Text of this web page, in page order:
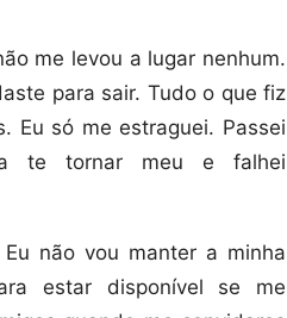
me levou a lugar nenhum.
para sair. Tudo o que fiz
Eu só me estraguei. Passei
te tornar meu e falhei
não vou manter a minha
estar disponível se me